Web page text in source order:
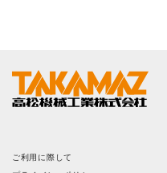
サステナビリティ
電子公告
ご利用に際して